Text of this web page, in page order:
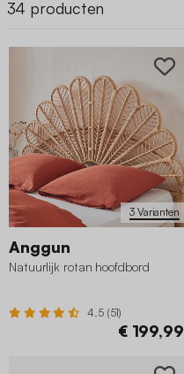
34 producten
3 Varianten
Anggun
Natuurlijk rotan hoofdbord
4.5 (51)
€ 199,99